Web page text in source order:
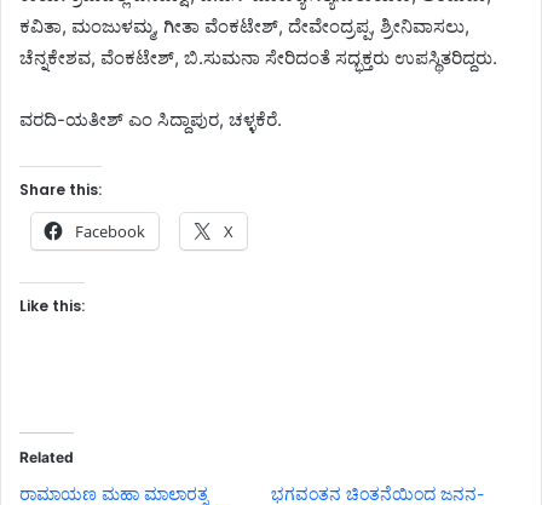
ಕವಿತಾ, ಮಂಜುಳಮ್ಮ, ಗೀತಾ ವೆಂಕಟೇಶ್, ದೇವೇಂದ್ರಪ್ಪ, ಶ್ರೀನಿವಾಸಲು,
ಚೆನ್ನಕೇಶವ, ವೆಂಕಟೇಶ್, ಬಿ.ಸುಮನಾ ಸೇರಿದಂತೆ ಸದ್ಭಕ್ತರು ಉಪಸ್ಥಿತರಿದ್ದರು.
ವರದಿ-ಯತೀಶ್ ಎಂ ಸಿದ್ದಾಪುರ, ಚಳ್ಳಕೆರೆ.
Share this:
Facebook X
Like this:
Related
ರಾಮಾಯಣ ಮಹಾ ಮಾಲಾರತ್ನ
ಭಗವಂತನ ಚಿಂತನೆಯಿಂದ ಜನನ-